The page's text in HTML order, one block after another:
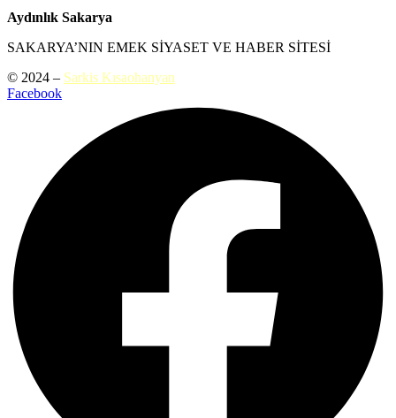
Aydınlık Sakarya
SAKARYA’NIN EMEK SİYASET VE HABER SİTESİ
© 2024 – Sarkis Kısaohanyan
Facebook